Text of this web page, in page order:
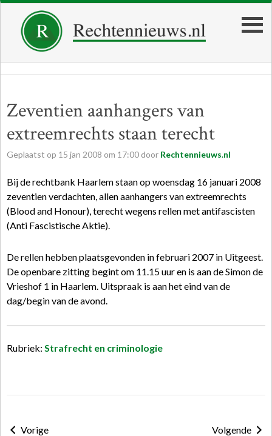
Zeventien aanhangers van
extreemrechts staan terecht
Geplaatst op 15 jan 2008 om 17:00 door Rechtennieuws.nl
Bij de rechtbank Haarlem staan op woensdag 16 januari 2008
zeventien verdachten, allen aanhangers van extreemrechts
(Blood and Honour), terecht wegens rellen met antifascisten
(Anti Fascistische Aktie).
De rellen hebben plaatsgevonden in februari 2007 in Uitgeest.
De openbare zitting begint om 11.15 uur en is aan de Simon de
Vrieshof 1 in Haarlem. Uitspraak is aan het eind van de
dag/begin van de avond.
Rubriek: Strafrecht en criminologie
Vorige
Volgende